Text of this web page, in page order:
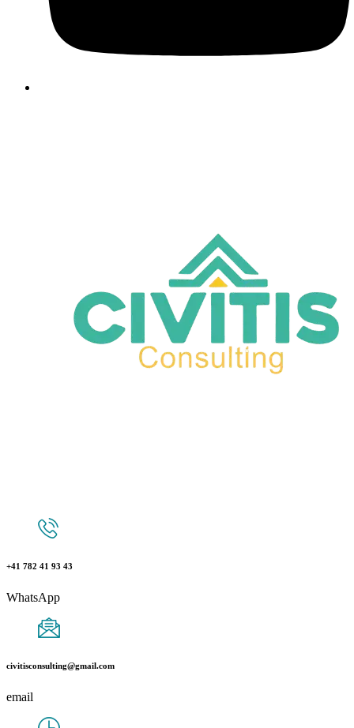
+41 782 41 93 43
WhatsApp
civitisconsulting@gmail.com
email